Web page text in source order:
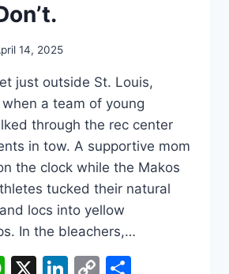
14, 2025
just outside St. Louis,
a team of young
through the rec center
in tow. A supportive mom
the clock while the Makos
tucked their natural
locs into yellow
In the bleachers,…
WhatsApp
X LinkedIn
Copy